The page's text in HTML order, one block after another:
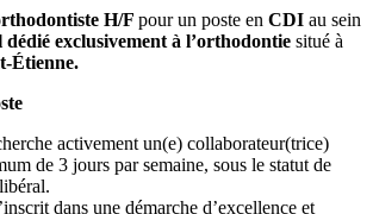
H/F pour un poste en CDI au sein
exclusivement à l’orthodontie situé à
Étienne.
activement un(e) collaborateur(trice)
de 3 jours par semaine, sous le statut de
dans une démarche d’excellence et